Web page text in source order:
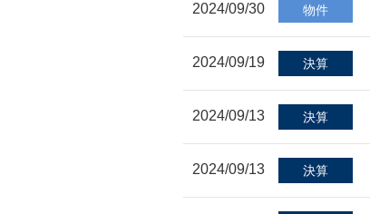
2024/09/30 物件
2024/09/19 決算
2024/09/13 決算
2024/09/13 決算